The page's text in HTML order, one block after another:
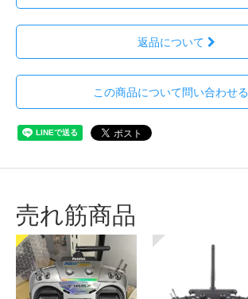
返品について
この商品について問い合わせる
売れ筋商品